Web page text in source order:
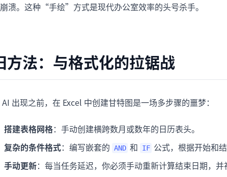
溃。这种“手绘”方式是现代办公室效率的头号杀手。
方法：与格式化的拉锯战
出现之前，在 Excel 中创建甘特图是一场多步骤的噩梦：
搭建表格网格：手动创建横跨数月或数年的日历表头。
复杂的条件格式：编写嵌套的 AND 和 IF 公式，根据开始和
手动更新：每当任务延迟，你必须手动重新计算结束日期，并